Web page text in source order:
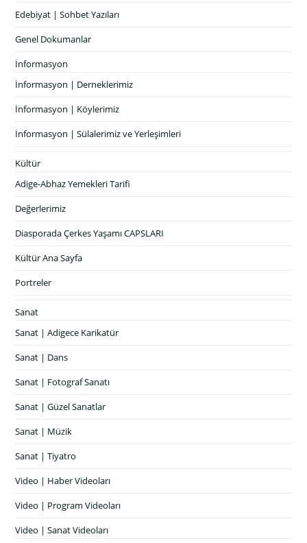
Edebiyat | Sohbet Yazıları
Genel Dokumanlar
İnformasyon
İnformasyon | Derneklerimiz
İnformasyon | Köylerimiz
İnformasyon | Sülalerimiz ve Yerleşimleri
Kültür
Adige-Abhaz Yemekleri Tarifi
Değerlerimiz
Diasporada Çerkes Yaşamı CAPSLARI
Kültür Ana Sayfa
Portreler
Sanat
Sanat | Adigece Karikatür
Sanat | Dans
Sanat | Fotograf Sanatı
Sanat | Güzel Sanatlar
Sanat | Müzik
Sanat | Tiyatro
Video | Haber Videoları
Video | Program Videoları
Video | Sanat Videoları